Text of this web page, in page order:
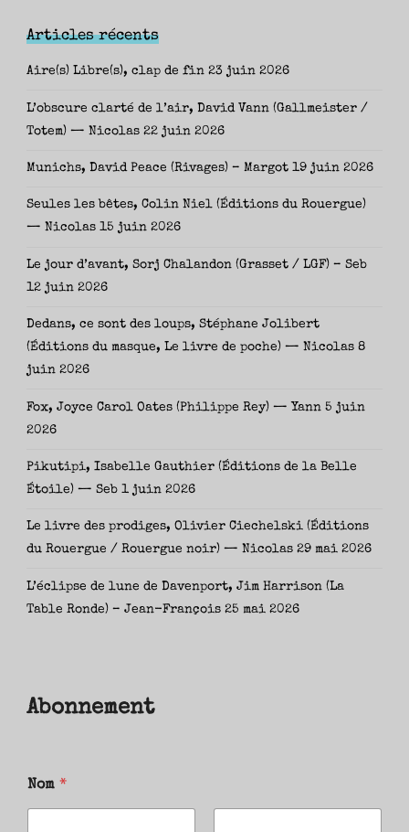
Articles récents
Aire(s) Libre(s), clap de fin 23 juin 2026
L’obscure clarté de l’air, David Vann (Gallmeister /
Totem) — Nicolas 22 juin 2026
Munichs, David Peace (Rivages) – Margot 19 juin 2026
Seules les bêtes, Colin Niel (Éditions du Rouergue)
— Nicolas 15 juin 2026
Le jour d’avant, Sorj Chalandon (Grasset / LGF) – Seb
12 juin 2026
Dedans, ce sont des loups, Stéphane Jolibert
(Éditions du masque, Le livre de poche) — Nicolas 8
juin 2026
Fox, Joyce Carol Oates (Philippe Rey) — Yann 5 juin
2026
Pikutipi, Isabelle Gauthier (Éditions de la Belle
Étoile) — Seb 1 juin 2026
Le livre des prodiges, Olivier Ciechelski (Éditions
du Rouergue / Rouergue noir) — Nicolas 29 mai 2026
L’éclipse de lune de Davenport, Jim Harrison (La
Table Ronde) – Jean-François 25 mai 2026
Abonnement
Nom *